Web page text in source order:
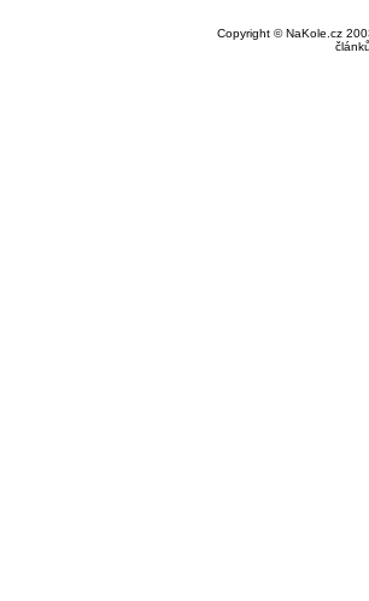
Copyright © NaKole.cz